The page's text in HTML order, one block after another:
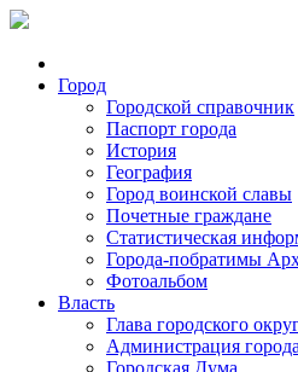
Город
Городской справочник
Паспорт города
История
География
Город воинской славы
Почетные граждане
Статистическая
Города-побратимы
Фотоальбом
Власть
Глава городского
Администрация города
Городская Дума